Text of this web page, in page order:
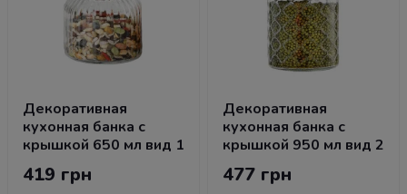
Декоративная
кухонная банка с
крышкой 650 мл вид 1
419 грн
Декоративная
кухонная банка с
крышкой 950 мл вид 2
477 грн